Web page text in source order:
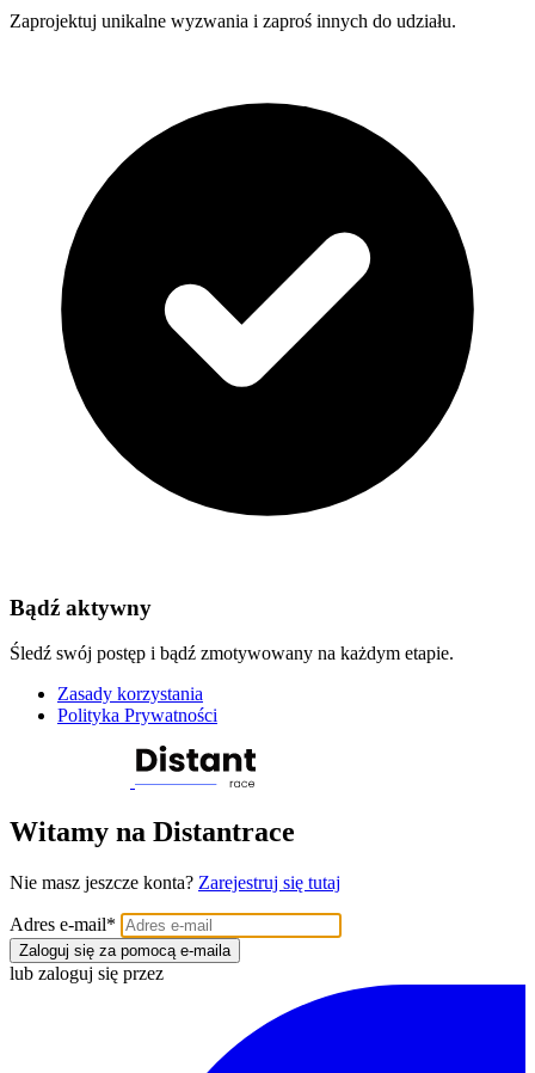
Zaprojektuj unikalne wyzwania i zaproś innych do udziału.
Bądź aktywny
Śledź swój postęp i bądź zmotywowany na każdym etapie.
Zasady korzystania
Polityka Prywatności
Witamy na Distantrace
Nie masz jeszcze konta? Zarejestruj się tutaj
Adres e-mail*
Zaloguj się za pomocą e-maila
lub zaloguj się przez